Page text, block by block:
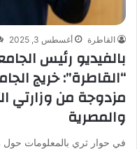
القاطرة أغسطس 3, 2025
بالفيديو رئيس
“القاطرة”: خريج
مزدوجة من وزارتي
والمصرية
في حوار ثري بالمعلومات حول